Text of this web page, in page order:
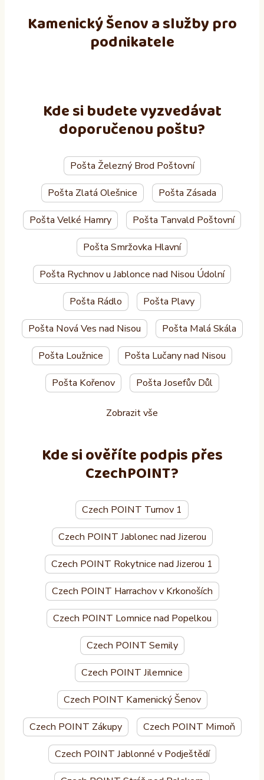
Kamenický Šenov a služby pro
podnikatele
Kde si budete vyzvedávat
doporučenou poštu?
Pošta Železný Brod Poštovní
Pošta Zlatá Olešnice Pošta Zásada
Pošta Velké Hamry Pošta Tanvald Poštovní
Pošta Smržovka Hlavní
Pošta Rychnov u Jablonce nad Nisou Údolní
Pošta Rádlo Pošta Plavy
Pošta Nová Ves nad Nisou Pošta Malá Skála
Pošta Loužnice Pošta Lučany nad Nisou
Pošta Kořenov Pošta Josefův Důl
Zobrazit vše
Kde si ověříte podpis přes
CzechPOINT?
Czech POINT Turnov 1
Czech POINT Jablonec nad Jizerou
Czech POINT Rokytnice nad Jizerou 1
Czech POINT Harrachov v Krkonoších
Czech POINT Lomnice nad Popelkou
Czech POINT Semily
Czech POINT Jilemnice
Czech POINT Kamenický Šenov
Czech POINT Zákupy Czech POINT Mimoň
Czech POINT Jablonné v Podještědí